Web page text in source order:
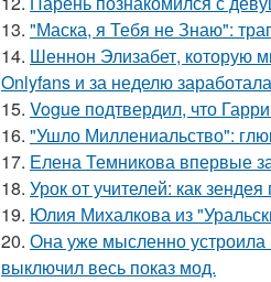
13. "Маска, я Тебя не Знаю":
14. Шеннон Элизабет, которую
Onlyfans и за неделю
15. Vogue подтвердил, что
16. "Ушло Миллениальство":
17. Елена Темникова впервые
18. Урок от учителей: как
19. Юлия Михалкова из
20. Она уже мысленно
выключил весь показ мод.